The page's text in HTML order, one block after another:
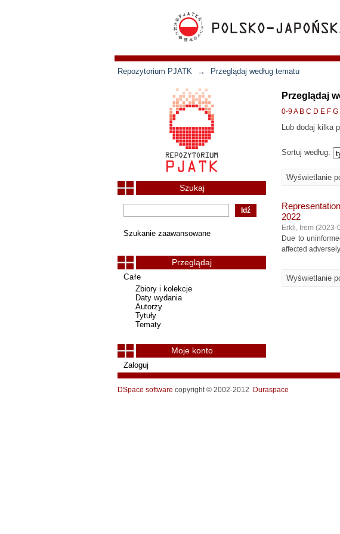
Repozytorium PJATK → Przeglądaj według tematu
Przeglądaj
0-9A B C D E F G
Lub dodaj kilka
Sortuj według:
Wyświetlanie
2022
Erkli, Irem (2023-
Due to
affected
Wyświetlanie
Szukaj
Szukanie zaawansowane
Przeglądaj
Całe
Zbiory i kolekcje
Daty wydania
Autorzy
Tytuły
Tematy
Moje konto
Zaloguj
DSpace software copyright © 2002-2012 Duraspace